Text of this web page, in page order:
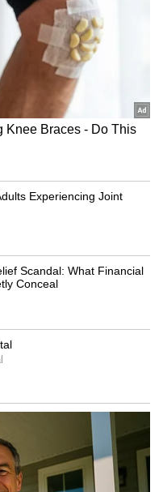
ಪಿನ್ ಉಳಿದ
ಮೊದಲೇ
ವಿದ್ಯುತ್ ಹರಿಯುವ
ಒಂದು ವೇಳೆ
ಆಗಿದ್ದರೆ ಅಥವಾ
ನಿಮ್ಮ ದೇಹದ ಮೂಲಕ
ಮೂಲಕ ನೇರವಾಗಿ
ಅಪಾಯದಿಂದ